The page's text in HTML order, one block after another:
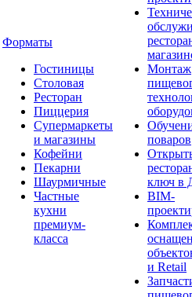
Форматы
Гостиницы
Столовая
Ресторан
Пиццерия
Супермаркеты
и магазины
Кофейни
Пекарни
Шаурмичные
Частные
кухни
премиум-
класса
Монтаж
поваров
ключ в
BIM-
и Retail